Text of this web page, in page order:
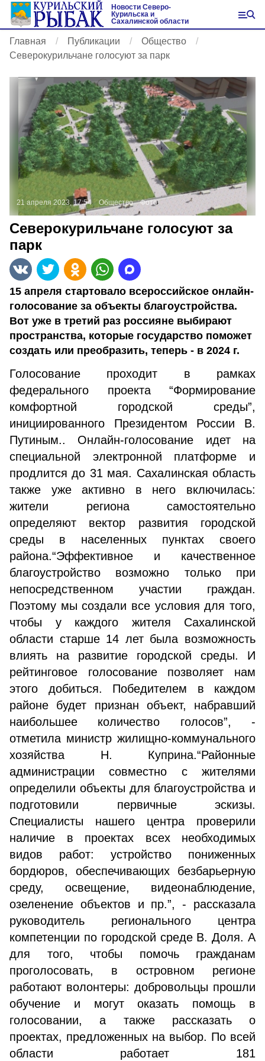
Новости Северо-
Курильска и
Сахалинской области
Главная Публикации
Общество
Северокурильчане голосуют за парк
21 апреля 2023, 17:54 Общество Фото:
Северокурильчане голосуют за
парк
15 апреля стартовало всероссийское онлайн-
голосование за объекты благоустройства.
Вот уже в третий раз россияне выбирают
пространства, которые государство поможет
создать или преобразить, теперь - в 2024 г.
Голосование проходит в рамках
федерального проекта “Формирование
комфортной городской среды”,
инициированного Президентом России В.
Путиным.. Онлайн-голосование идет на
специальной электронной платформе и
продлится до 31 мая. Сахалинская область
также уже активно в него включилась:
жители региона самостоятельно
определяют вектор развития городской
среды в населенных пунктах своего
района.“Эффективное и качественное
благоустройство возможно только при
непосредственном участии граждан.
Поэтому мы создали все условия для того,
чтобы у каждого жителя Сахалинской
области старше 14 лет была возможность
влиять на развитие городской среды. И
рейтинговое голосование позволяет нам
этого добиться. Победителем в каждом
районе будет признан объект, набравший
наибольшее количество голосов”, -
отметила министр жилищно-коммунального
хозяйства Н. Куприна.“Районные
администрации совместно с жителями
определили объекты для благоустройства и
подготовили первичные эскизы.
Специалисты нашего центра проверили
наличие в проектах всех необходимых
видов работ: устройство пониженных
бордюров, обеспечивающих безбарьерную
среду, освещение, видеонаблюдение,
озеленение объектов и пр.”, - рассказала
руководитель регионального центра
компетенции по городской среде В. Доля. А
для того, чтобы помочь гражданам
проголосовать, в островном регионе
работают волонтеры: добровольцы прошли
обучение и могут оказать помощь в
голосовании, а также рассказать о
проектах, предложенных на выбор. По всей
области работает 181